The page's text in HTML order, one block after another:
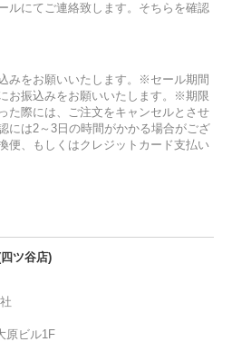
ルにてご連絡致します。そちらを確認
みをお願いいたします。※セール期間
お振込みをお願いいたします。※期限
た際には、ご注文をキャンセルとさせ
には2～3日の時間がかかる場合がござ
便、もしくはクレジットカード支払い
ツ谷店)
原ビル1F